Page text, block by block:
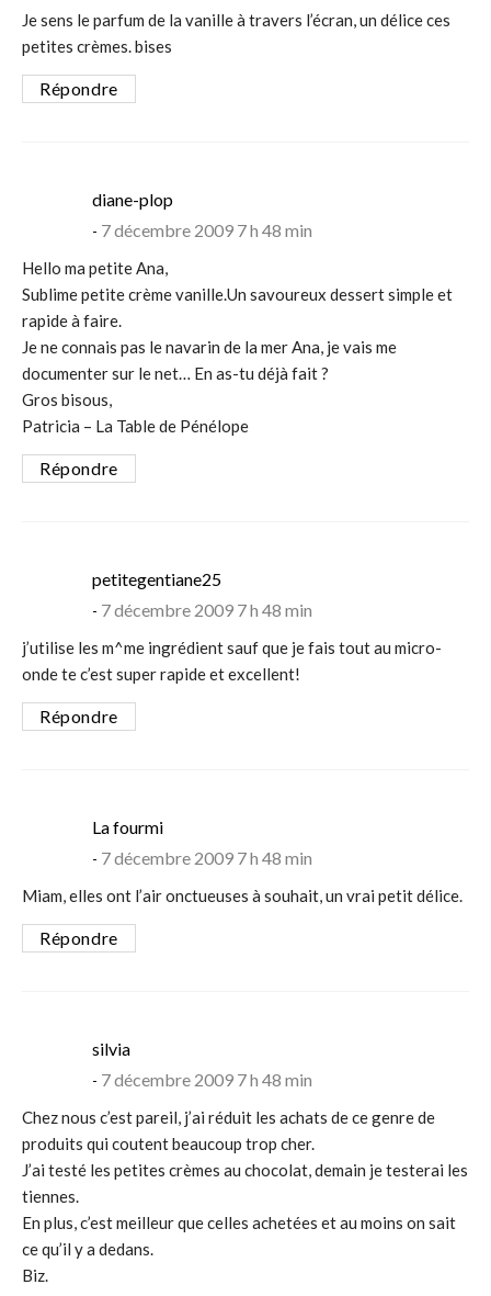
Je sens le parfum de la vanille à travers l’écran, un délice ces
petites crèmes. bises
Répondre
diane-plopsays:
7 décembre 2009 7 h 48 min
Hello ma petite Ana,
Sublime petite crème vanille.Un savoureux dessert simple et
rapide à faire.
Je ne connais pas le navarin de la mer Ana, je vais me
documenter sur le net… En as-tu déjà fait ?
Gros bisous,
Patricia – La Table de Pénélope
Répondre
petitegentiane25says:
7 décembre 2009 7 h 48 min
j’utilise les m^me ingrédient sauf que je fais tout au micro-
onde te c’est super rapide et excellent!
Répondre
La fourmisays:
7 décembre 2009 7 h 48 min
Miam, elles ont l’air onctueuses à souhait, un vrai petit délice.
Répondre
silviasays:
7 décembre 2009 7 h 48 min
Chez nous c’est pareil, j’ai réduit les achats de ce genre de
produits qui coutent beaucoup trop cher.
J’ai testé les petites crèmes au chocolat, demain je testerai les
tiennes.
En plus, c’est meilleur que celles achetées et au moins on sait
ce qu’il y a dedans.
Biz.